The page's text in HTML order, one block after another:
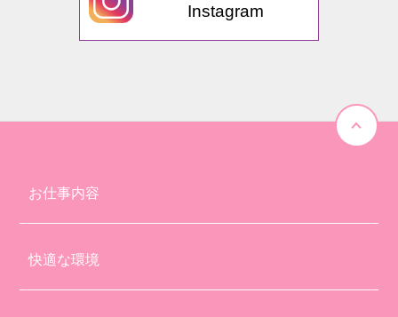
Instagram
お仕事内容
快適な環境